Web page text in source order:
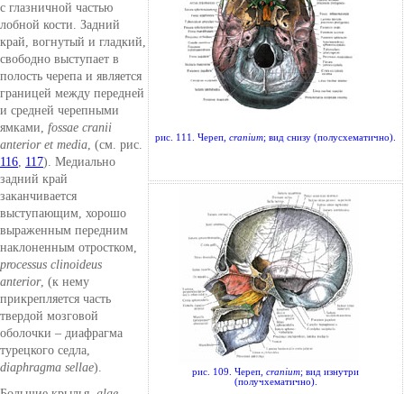
рис. 111. Череп, cranium; вид снизу (полусхематично).
рис. 109. Череп, cranium; вид изнутри
(получхематично).
с глазничной частью
лобной кости. Задний
край, вогнутый и гладкий,
свободно выступает в
полость черепа и является
границей между передней
и средней черепными
ямками, fossae cranii
anterior et media, (см. рис.
116, 117). Медиально
задний край
заканчивается
выступающим, хорошо
выраженным передним
наклоненным отростком,
processus clinoideus
anterior, (к нему
прикрепляется часть
твердой мозговой
оболочки – диафрагма
турецкого седла,
diaphragma sellae).